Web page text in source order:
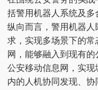
括警用机器人系统及多
纵向而言，警用机器
求，实现多场景下的
网，能够融入到现有的
公安移动信息网，实
内的人机协同发现、